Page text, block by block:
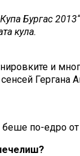
Бургас
кула.
и
по-едро